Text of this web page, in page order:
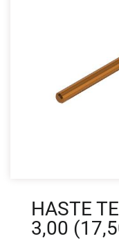
HASTE
3,00